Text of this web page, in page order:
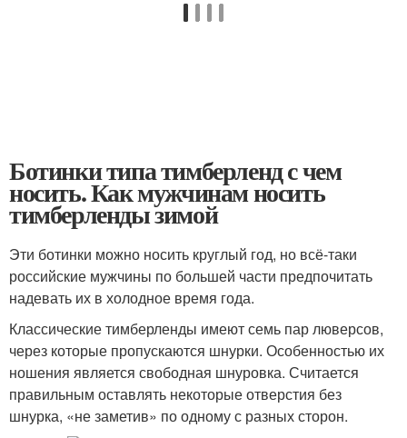
Ботинки типа тимберленд с чем
носить. Как мужчинам носить
тимберленды зимой
Эти ботинки можно носить круглый год, но всё-таки
российские мужчины по большей части предпочитать
надевать их в холодное время года.
Классические тимберленды имеют семь пар люверсов,
через которые пропускаются шнурки. Особенностью их
ношения является свободная шнуровка. Считается
правильным оставлять некоторые отверстия без
шнурка, «не заметив» по одному с разных сторон.